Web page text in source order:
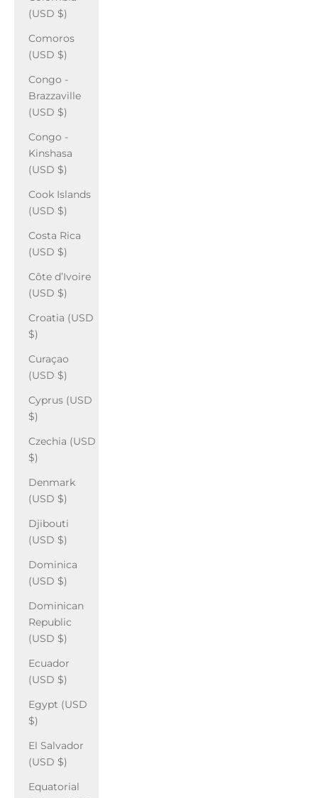
(USD $)
Comoros
(USD $)
Congo -
Brazzaville
(USD $)
Congo -
Kinshasa
(USD $)
Cook Islands
(USD $)
Costa Rica
(USD $)
Côte d’Ivoire
(USD $)
Croatia (USD
$)
Curaçao
(USD $)
Cyprus (USD
$)
Czechia (USD
$)
Denmark
(USD $)
Djibouti
(USD $)
Dominica
(USD $)
Dominican
Republic
(USD $)
Ecuador
(USD $)
Egypt (USD
$)
El Salvador
(USD $)
Equatorial